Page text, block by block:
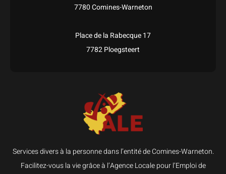
7780 Comines-Warneton
Place de la Rabecque 17
7782 Ploegsteert
Services divers à la personne dans l’entité de Comines-Warneton.
Facilitez-vous la vie grâce à l’Agence Locale pour l’Emploi de